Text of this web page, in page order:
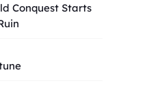
Conquest Starts